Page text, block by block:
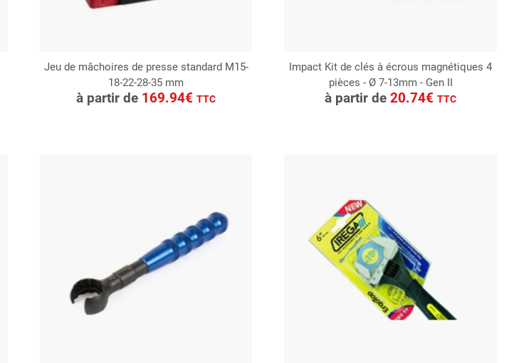
Jeu de mâchoires de presse standard M15-
18-22-28-35 mm
à partir de 169.94€TTC
CONSULTER
Demande de devis
Impact Kit de clés à écrous magnétiques 4
pièces - Ø 7-13mm - Gen II
à partir de20.74€TTC
CONSULTER
Demande de devis